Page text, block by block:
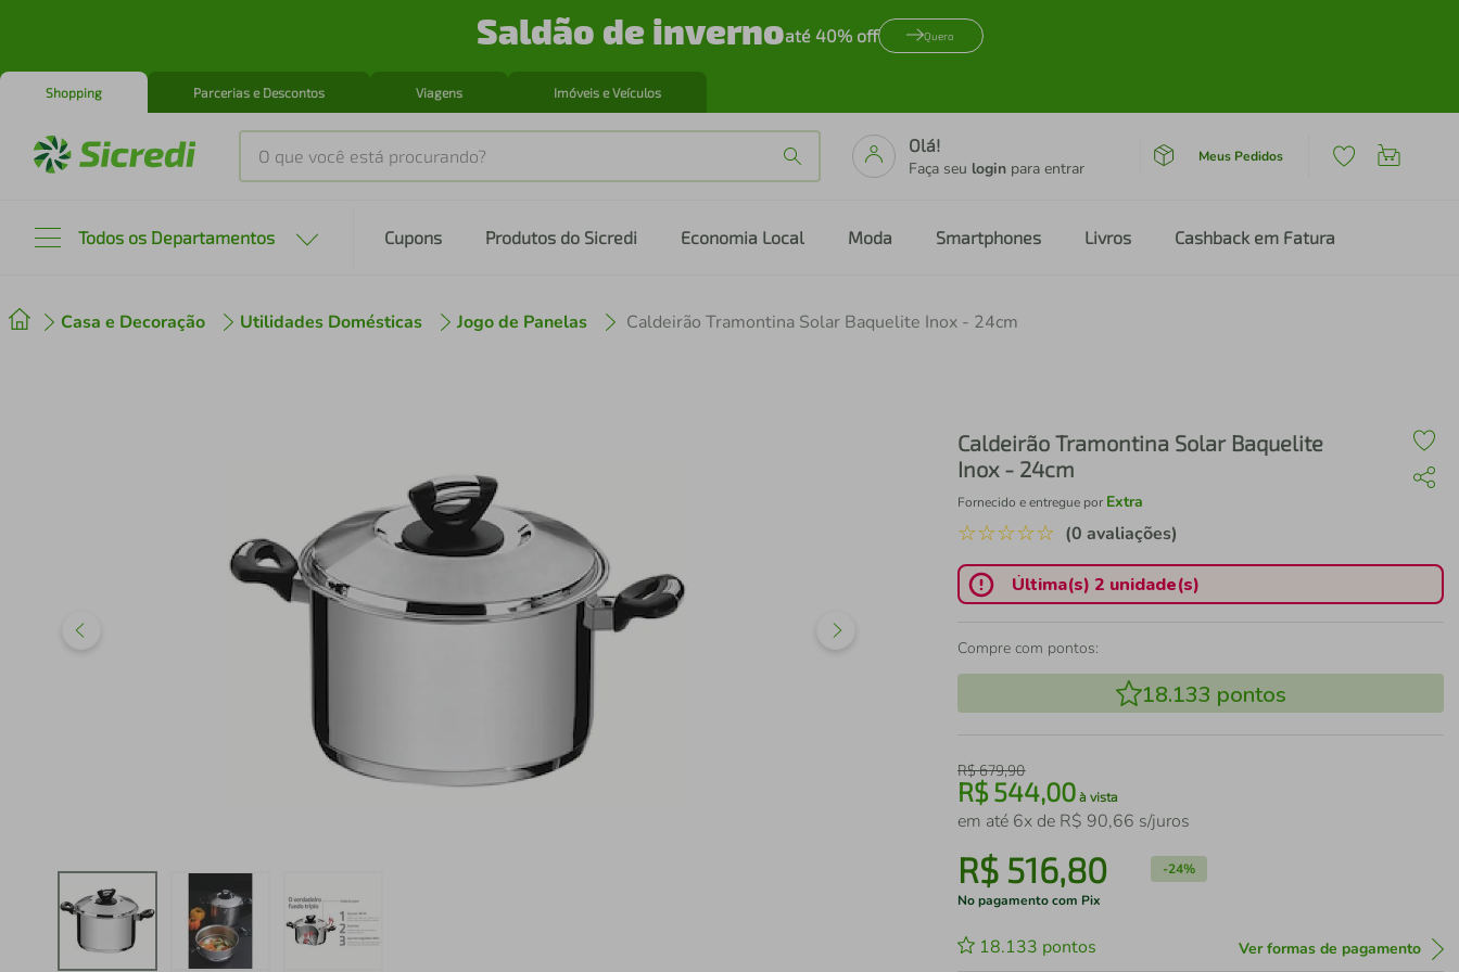
Saldão de invernoaté 40% off Quero
Shopping Parcerias e Descontos Viagens Imóveis e Veículos
O que você está procurando?
Olá!
Faça seu login para entrar
Meus Pedidos
Todos os Departamentos Cupons Produtos do Sicredi Economia Local Moda Smartphones Livros Cashback em Fatura
Casa e Decoração Utilidades Domésticas Jogo de Panelas Caldeirão Tramontina Solar Baquelite Inox - 24cm
Caldeirão Tramontina Solar Baquelite
Inox - 24cm
Fornecido e entregue por Extra
☆☆☆☆☆ (0 avaliações)
Última(s) 2 unidade(s)
Compre com pontos:
18.133 pontos
R$679,90
R$544,00 à vista
em até 6x de R$ 90,66 s/juros
R$ 516,80 -24%
No pagamento com Pix
18.133 pontos Ver formas de pagamento
º cafeteira